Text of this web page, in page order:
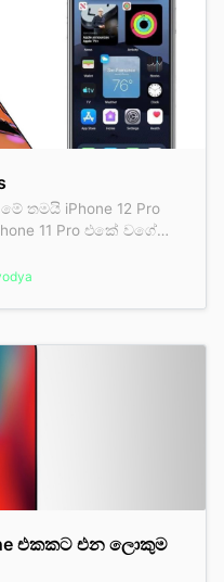
තමයි iPhone 12 Pro
11 Pro එකේ වගේ
එකත් එන්න නියමිතයි.
එකකට එන ලොකුම